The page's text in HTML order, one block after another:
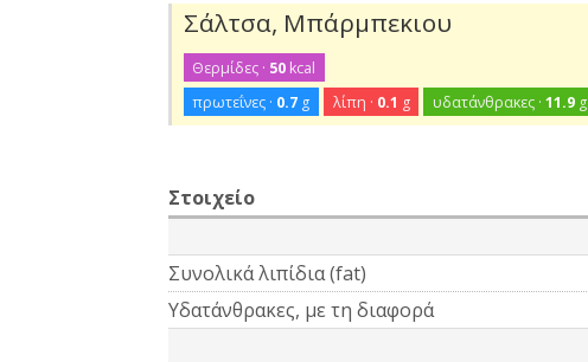
Σάλτσα, Μπάρμπεκιου
Θερμίδες · 50 kcal
πρωτεΐνες · 0.7 g λίπη · 0.1 g υδατάνθρακες · 11.9g
Στοιχείο
Συνολικά λιπίδια (fat)
Υδατάνθρακες, με τη διαφορά